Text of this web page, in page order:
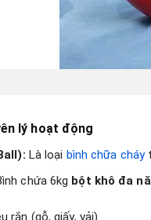
Bình cầu
lý hoạt động
Là loại bình chữa cháy
chứa 6kg bột khô đa
rắn (gỗ, giấy, vải).